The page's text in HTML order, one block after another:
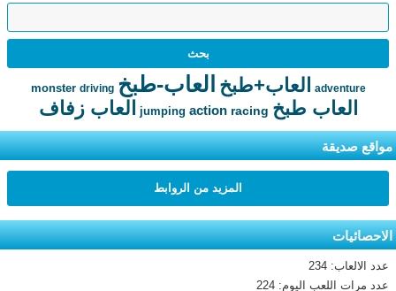
adventure العاب+طبخ العاب-طبخ monster driving
العاب طبخ jumping action racing العاب زفاف
مواقع صديقة
المزيد من الروابط
الاحصائيات
عدد الالعاب: 234
عدد مرات اللعب اليوم: 224